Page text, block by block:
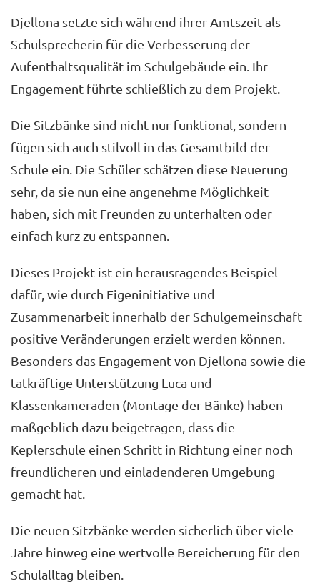
Djellona setzte sich während ihrer Amtszeit als
Schulsprecherin für die Verbesserung der
Aufenthaltsqualität im Schulgebäude ein. Ihr
Engagement führte schließlich zu dem Projekt.
Die Sitzbänke sind nicht nur funktional, sondern
fügen sich auch stilvoll in das Gesamtbild der
Schule ein. Die Schüler schätzen diese Neuerung
sehr, da sie nun eine angenehme Möglichkeit
haben, sich mit Freunden zu unterhalten oder
einfach kurz zu entspannen.
Dieses Projekt ist ein herausragendes Beispiel
dafür, wie durch Eigeninitiative und
Zusammenarbeit innerhalb der Schulgemeinschaft
positive Veränderungen erzielt werden können.
Besonders das Engagement von Djellona sowie die
tatkräftige Unterstützung Luca und
Klassenkameraden (Montage der Bänke) haben
maßgeblich dazu beigetragen, dass die
Keplerschule einen Schritt in Richtung einer noch
freundlicheren und einladenderen Umgebung
gemacht hat.
Die neuen Sitzbänke werden sicherlich über viele
Jahre hinweg eine wertvolle Bereicherung für den
Schulalltag bleiben.